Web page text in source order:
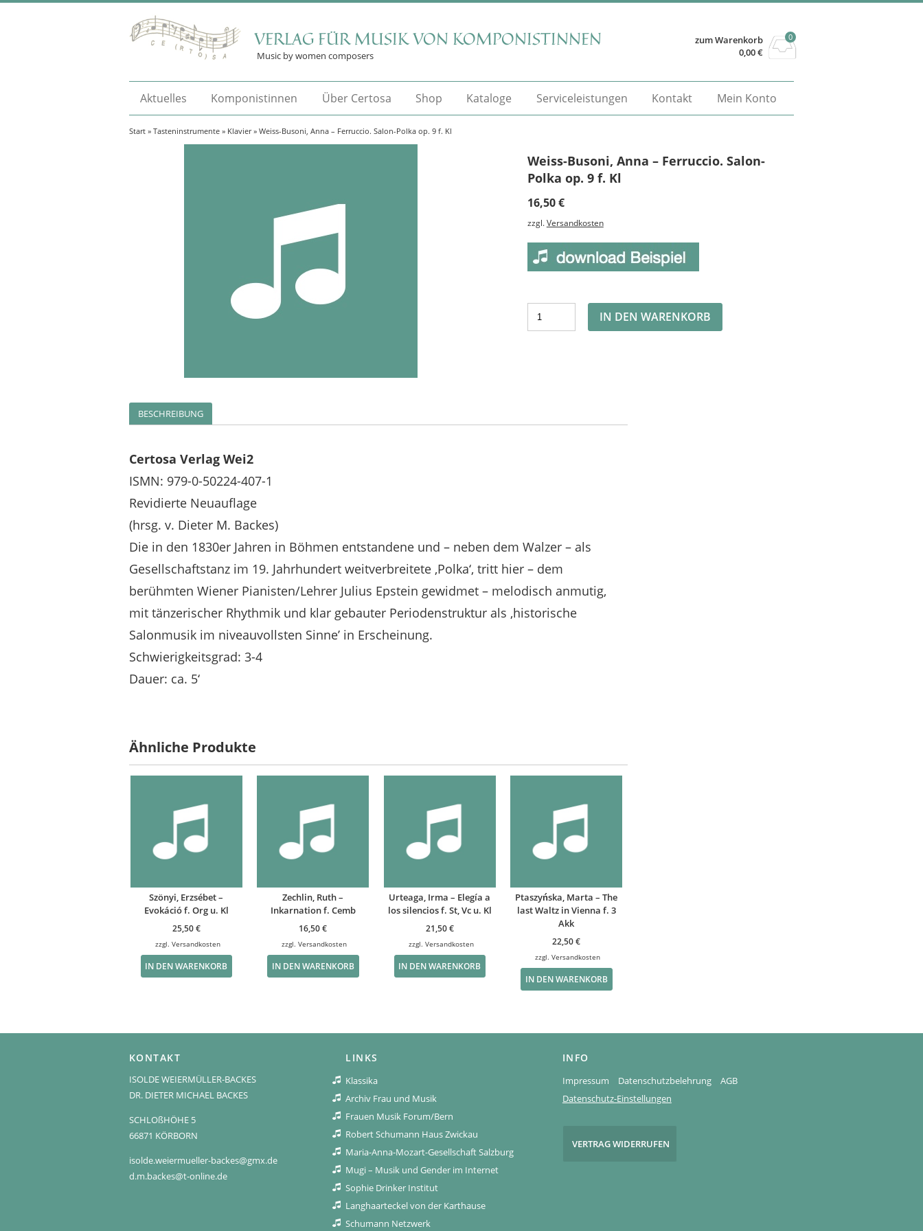
VERLAG FÜR MUSIK VON KOMPONISTINNEN
Music by women composers
zum Warenkorb
0,00€
0
Aktuelles Komponistinnen Über Certosa Shop Kataloge Serviceleistungen Kontakt Mein Konto
Start » Tasteninstrumente » Klavier» Weiss-Busoni, Anna – Ferruccio. Salon-Polka op. 9 f. Kl
Weiss-Busoni, Anna – Ferruccio. Salon-
Polka op. 9 f. Kl
16,50€
zzgl. Versandkosten
IN DEN WARENKORB
Alternative:
BESCHREIBUNG
Certosa Verlag Wei2
ISMN: 979-0-50224-407-1
Revidierte Neuauflage
(hrsg. v. Dieter M. Backes)
Die in den 1830er Jahren in Böhmen entstandene und – neben dem Walzer – als
Gesellschaftstanz im 19. Jahrhundert weitverbreitete ‚Polka‘, tritt hier – dem
berühmten Wiener Pianisten/Lehrer Julius Epstein gewidmet – melodisch anmutig,
mit tänzerischer Rhythmik und klar gebauter Periodenstruktur als ‚historische
Salonmusik im niveauvollsten Sinne’ in Erscheinung.
Schwierigkeitsgrad: 3-4
Dauer: ca. 5‘
Ähnliche Produkte
Szönyi, Erzsébet –
Evokáció f. Org u. Kl
25,50€
zzgl. Versandkosten
IN DEN WARENKORB
Zechlin, Ruth –
Inkarnation f. Cemb
16,50€
zzgl.Versandkosten
IN DEN WARENKORB
Urteaga, Irma – Elegía a
los silencios f. St, Vc u. Kl
21,50€
zzgl. Versandkosten
IN DEN WARENKORB
Ptaszyńska, Marta – The
last Waltz in Vienna f. 3
Akk
22,50€
zzgl.Versandkosten
IN DEN WARENKORB
KONTAKT
ISOLDE WEIERMÜLLER-BACKES
DR. DIETER MICHAEL BACKES
SCHLOßHÖHE 5
66871 KÖRBORN
isolde.weiermueller-backes@gmx.de
d.m.backes@t-online.de
LINKS
Klassika
Archiv Frau und Musik
Frauen Musik Forum/Bern
Robert Schumann Haus Zwickau
Maria-Anna-Mozart-Gesellschaft Salzburg
Mugi – Musik und Gender im Internet
Sophie Drinker Institut
Langhaarteckel von der Karthause
Schumann Netzwerk
INFO
Impressum Datenschutzbelehrung
AGB
Datenschutz-Einstellungen
VERTRAG WIDERRUFEN